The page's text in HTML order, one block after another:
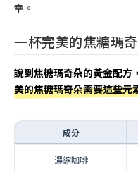
幸。
一杯完美的焦糖瑪
說到焦糖瑪奇朵的黃金配方
美的焦糖瑪奇朵需要這些元
成分
濃縮咖啡